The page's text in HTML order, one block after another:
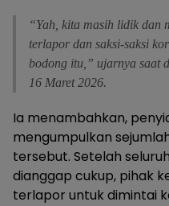
“Yah, kita masih lidik dan
terlapor dan saksi-saksi
bodong itu,” ujarnya saat
16 Maret 2026.
Ia menambahkan,
mengumpulkan
tersebut. Setelah
dianggap cukup, pihak
terlapor untuk dimintai